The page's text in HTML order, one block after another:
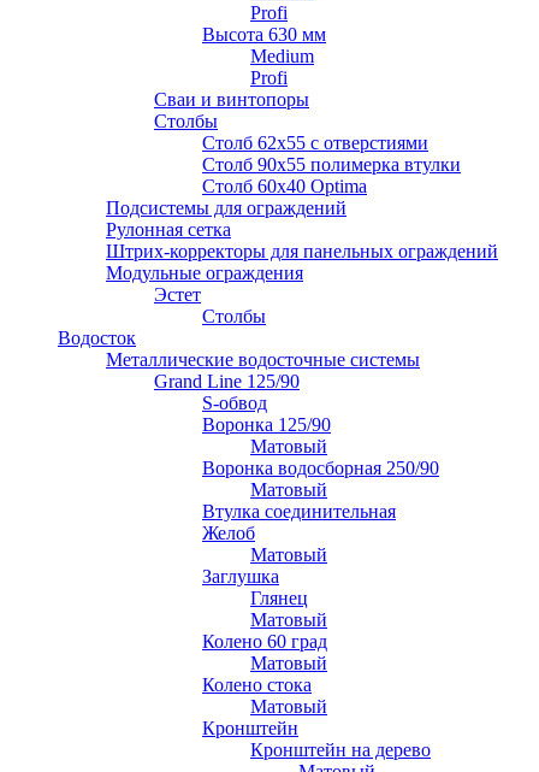
Profi
Высота 630 мм
Medium
Profi
Сваи и винтопоры
Столбы
Cтолб 62х55 с отверстиями
Cтолб 90х55 полимерка втулки
Столб 60х40 Optima
Подсистемы для ограждений
Рулонная сетка
Штрих-корректоры для панельных ограждений
Модульные ограждения
Эстет
Столбы
Водосток
Металлические водосточные системы
Grand Line 125/90
S-обвод
Воронка 125/90
Матовый
Воронка водосборная 250/90
Матовый
Втулка соединительная
Желоб
Матовый
Заглушка
Глянец
Матовый
Колено 60 град
Матовый
Колено стока
Матовый
Кронштейн
Кронштейн на дерево